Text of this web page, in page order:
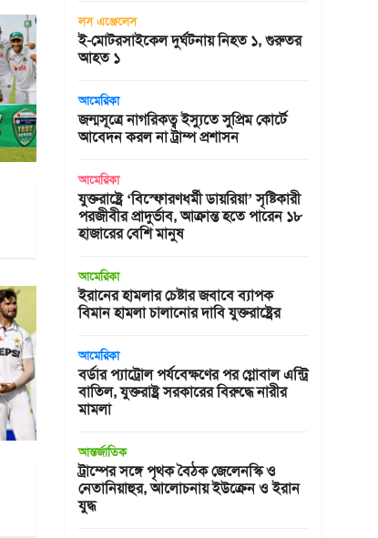
লস এঞ্জেলেস
ই-মোটরসাইকেল দুর্ঘটনায় নিহত ১, গুরুতর
আহত ১
আমেরিকা
জন্মসূত্রে নাগরিকত্ব ইস্যুতে সুপ্রিম কোর্টে
আবেদন করল না ট্রাম্প প্রশাসন
আমেরিকা
যুক্তরাষ্ট্রে ‘বিস্ফোরণধর্মী ডায়রিয়া’ সৃষ্টিকারী
পরজীবীর প্রাদুর্ভাব, আক্রান্ত হতে পারেন ১৮
হাজারের বেশি মানুষ
আমেরিকা
ইরানের হামলার চেষ্টার জবাবে ব্যাপক
বিমান হামলা চালানোর দাবি যুক্তরাষ্ট্রের
আমেরিকা
বর্ডার প্যাট্রোল পর্যবেক্ষণের পর গ্লোবাল এন্ট্রি
বাতিল, যুক্তরাষ্ট্র সরকারের বিরুদ্ধে নারীর
মামলা
আন্তর্জাতিক
ট্রাম্পের সঙ্গে পৃথক বৈঠক জেলেনস্কি ও
নেতানিয়াহুর, আলোচনায় ইউক্রেন ও ইরান
যুদ্ধ